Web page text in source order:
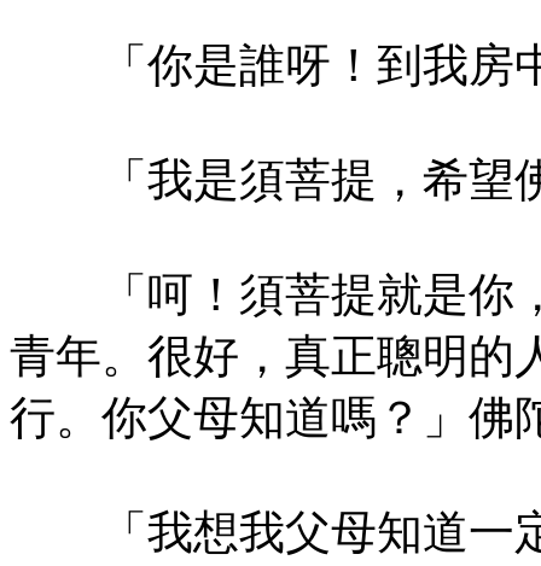
「你是誰呀！到我房
「我是須菩提，希望
「呵！須菩提就是你
青年。很好，真正聰明的
行。你父母知道嗎？」佛
「我想我父母知道一